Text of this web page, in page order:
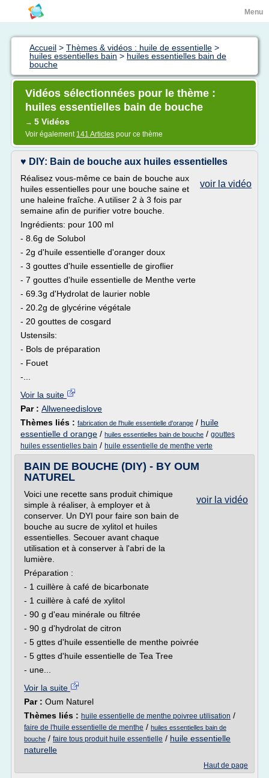
Menu
Accueil > Thèmes & vidéos : huile de essentielle >
huiles essentielles bain > huiles essentielles bain de
bouche
Vidéos sélectionnées pour le thème :
huiles essentielles bain de bouche
→ 5 Vidéos
Voir également 141 Articles pour ce thème
♥ DIY: Bain de bouche aux huiles essentielles
voir la vidéo
Réalisez vous-même ce bain de bouche aux
huiles essentielles pour une bouche saine et
une haleine fraîche. A utiliser 2 à 3 fois par
semaine afin de purifier votre bouche.
Ingrédients: pour 100 ml
- 8.6g de Solubol
- 2g d'huile essentielle d'oranger doux
- 3 gouttes d'huile essentielle de giroflier
- 7 gouttes d'huile essentielle de Menthe verte
- 69.3g d'Hydrolat de laurier noble
- 20.2g de glycérine végétale
- 20 gouttes de cosgard
Ustensils:
- Bols de préparation
- Fouet
-...
Voir la suite
Par : Allweneedislove
Thèmes liés : fabrication de l'huile essentielle d'orange / huile
essentielle d orange / huiles essentielles bain de bouche / gouttes
huiles essentielles bain / huile essentielle de menthe verte
BAIN DE BOUCHE (DIY) - BY OUM
NATUREL
voir la vidéo
Voici une recette sans produit chimique
simple à réaliser, à employer et à
conserver. Un DYI pour faire son bain de
bouche au sucre de xylitol et huiles
essentielles. Secouer avant chaque
utilisation et à conserver à l'abri de la
lumière.
Préparation :
- 1 cuillère à café de bicarbonate
- 1 cuillère à café de xylitol
- 90 g d'eau minérale ou filtrée
- 90 g d'hydrolat de citron
- 5 gttes d'huile essentielle de menthe poivrée
- 5 gttes d'huile essentielle de Tea Tree
- une...
Voir la suite
Par : Oum Naturel
Thèmes liés : huile essentielle de menthe poivree utilisation /
faire de l'huile essentielle de menthe / huiles essentielles bain de
bouche / faire tous produit huile essentielle / huile essentielle
naturelle
Haut de page